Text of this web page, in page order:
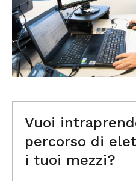
Vuoi
percorso di
i tuoi mezzi?